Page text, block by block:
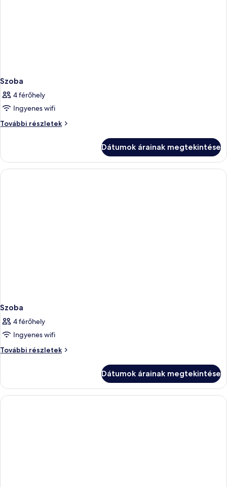
Szoba
4 férőhely
Ingyenes wifi
További részletek
Szoba
Dátumok árainak megtekintése
Szoba
4 férőhely
Ingyenes wifi
További részletek
Szoba
Dátumok árainak megtekintése